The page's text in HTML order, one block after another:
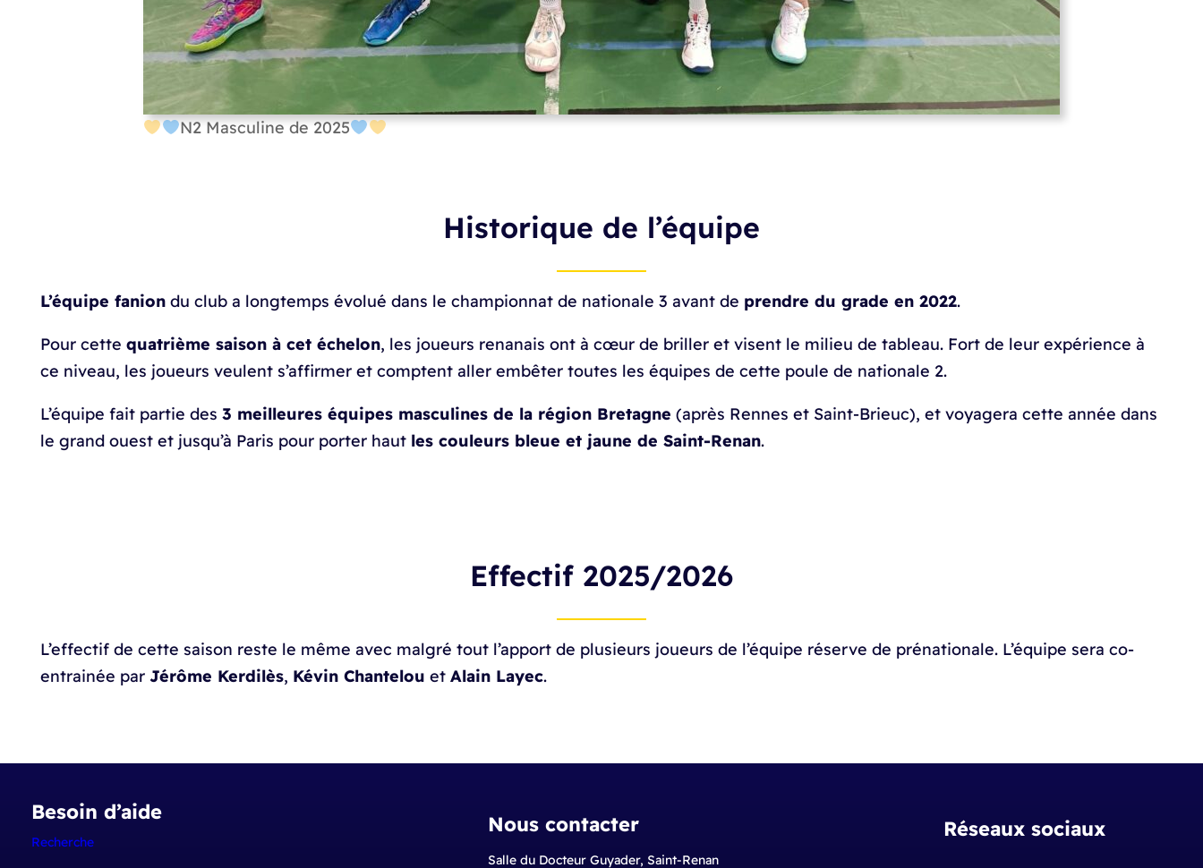
N2 Masculine de 2025
Historique de l’équipe
L’équipe faniondu club a longtemps évolué dans le championnat de nationale 3 avant de prendre du grade en 2022.
Pour cette quatrième saison à cet échelon, les joueurs renanais ont à cœur de briller et visent le milieu de tableau. Fort de leur expérience à
ce niveau, les joueurs veulent s’affirmer et comptent aller embêter toutes les équipes de cette poule de nationale 2.
L’équipe fait partie des 3 meilleures équipes masculines de la région Bretagne (après Rennes et Saint-Brieuc), et voyagera cette année dans
le grand ouest et jusqu’à Paris pour porter haut les couleurs bleue et jaune de Saint-Renan.
Effectif 2025/2026
L’effectif de cette saison reste le même avec malgré tout l’apport de plusieurs joueurs de l’équipe réserve de prénationale. L’équipe sera co-
entrainée par Jérôme Kerdilès, Kévin Chantelou et Alain Layec.
Besoin d’aide
Recherche
Nous contacter
Salle du Docteur Guyader, Saint-Renan
Réseaux sociaux